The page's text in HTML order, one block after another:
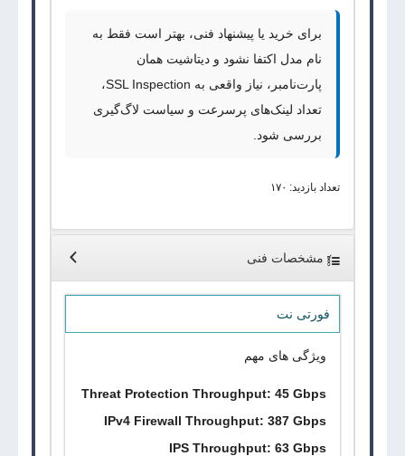
برای خرید یا پیشنهاد فنی، بهتر است فقط به
نام مدل اکتفا نشود و دیتاشیت همان
پارت‌نامبر، نیاز واقعی به SSL Inspection،
تعداد لینک‌های پرسرعت و سیاست لاگ‌گیری
بررسی شود.
تعداد بازدید: ۱۷۰
مشخصات فنی
فورتی نت
ویژگی های مهم
Threat Protection Throughput: 45 Gbps
IPv4 Firewall Throughput: 387 Gbps
IPS Throughput: 63 Gbps